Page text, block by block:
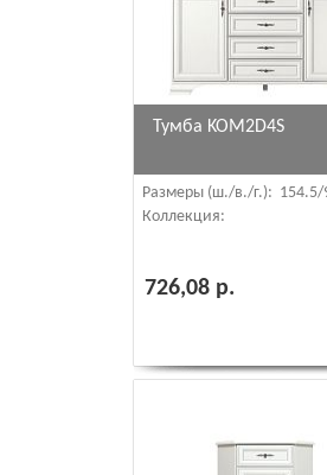
Тумба KOM2D4S
Размеры (ш./в./г.):
Коллекция:
726,08 р.